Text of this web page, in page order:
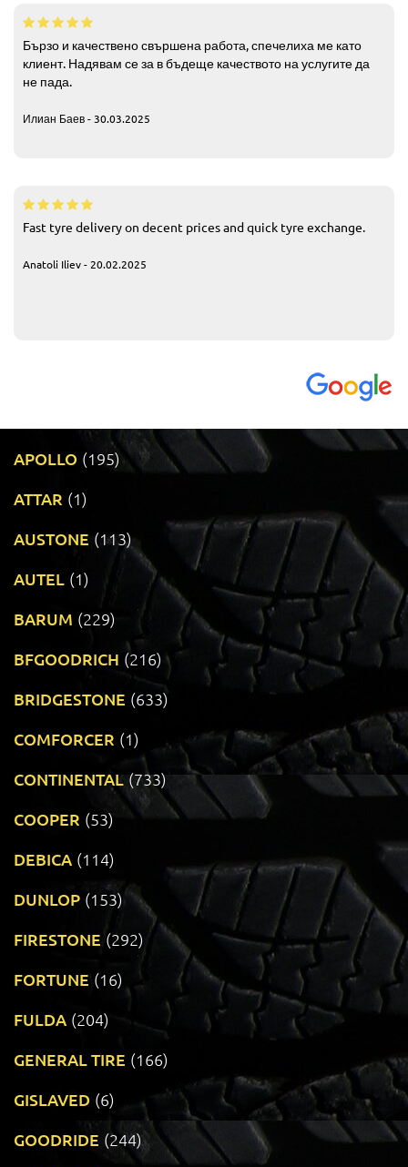
Бързо и качествено свършена работа, спечелиха ме като
клиент. Надявам се за в бъдеще качеството на услугите да
не пада.
Илиан Баев - 30.03.2025
Fast tyre delivery on decent prices and quick tyre exchange.
Anatoli Iliev - 20.02.2025
APOLLO (195)
ATTAR (1)
AUSTONE (113)
AUTEL (1)
BARUM (229)
BFGOODRICH (216)
BRIDGESTONE (633)
COMFORCER (1)
CONTINENTAL (733)
COOPER (53)
DEBICA (114)
DUNLOP (153)
FIRESTONE (292)
FORTUNE (16)
FULDA (204)
GENERAL TIRE (166)
GISLAVED (6)
GOODRIDE (244)